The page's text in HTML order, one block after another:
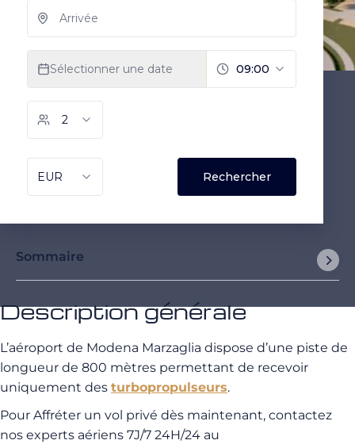
Sommaire
Description générale
L’aéroport de Modena Marzaglia dispose d’une piste de
longueur de 800 mètres permettant de recevoir
uniquement des turbopropulseurs.
Pour Affréter un vol privé dès maintenant, contactez
nos experts aériens 7J/7 24H/24 au